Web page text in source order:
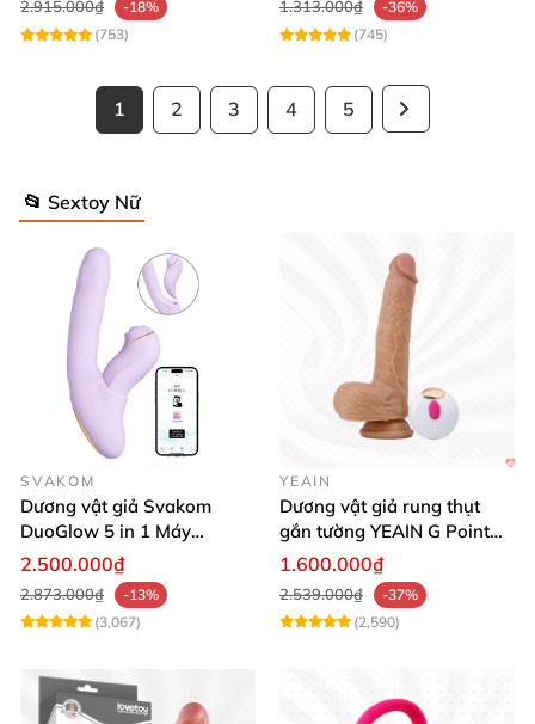
2.915.000₫
-18%
(753)
1.313.000₫
-36%
(745)
1 2 3 4 5
📂 Sextoy Nữ
SVAKOM
Dương vật giả Svakom
DuoGlow 5 in 1 Máy
Massage Điểm G & Âm Vật
Điều Khiển App
2.500.000₫
2.873.000₫
-13%
(3,067)
YEAIN
Dương vật giả rung thụt
gắn tường YEAIN G Point
siêu thực điều khiển từ xa
1.600.000₫
2.539.000₫
-37%
(2,590)